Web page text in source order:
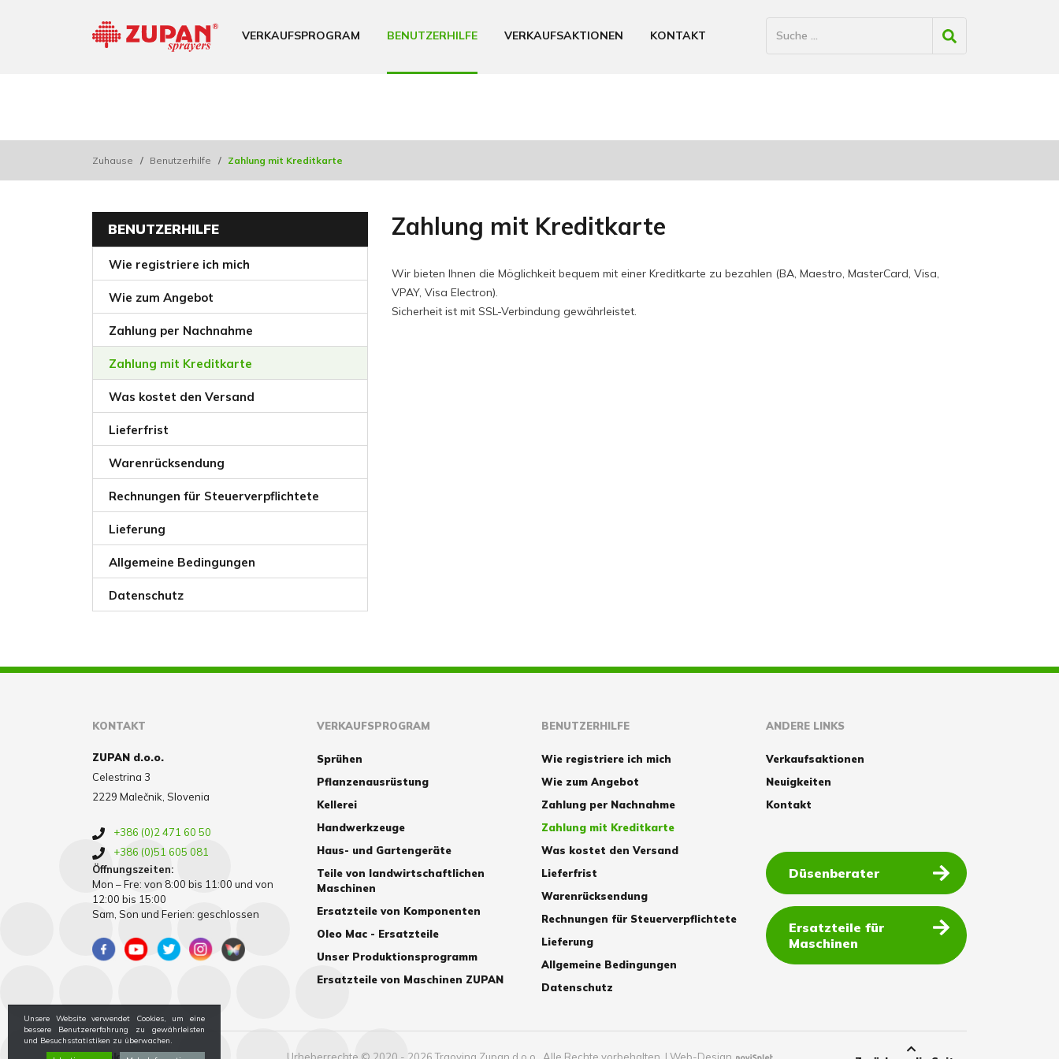
VERKAUFSPROGRAM BENUTZERHILFE VERKAUFSAKTIONEN KONTAKT
Zuhause / Benutzerhilfe / Zahlung mit Kreditkarte
BENUTZERHILFE
Wie registriere ich mich
Wie zum Angebot
Zahlung per Nachnahme
Zahlung mit Kreditkarte
Was kostet den Versand
Lieferfrist
Warenrücksendung
Rechnungen für Steuerverpflichtete
Lieferung
Allgemeine Bedingungen
Datenschutz
Zahlung mit Kreditkarte
Wir bieten Ihnen die Möglichkeit bequem mit einer Kreditkarte zu bezahlen (BA, Maestro, MasterCard, Visa,
VPAY, Visa Electron).
Sicherheit ist mit SSL-Verbindung gewährleistet.
KONTAKT
ZUPAN d.o.o.
Celestrina 3
2229 Malečnik, Slovenia
+386 (0)2 471 60 50
+386 (0)51 605 081
Öffnungszeiten:
Mon – Fre: von 8:00 bis 11:00 und von
12:00 bis 15:00
Sam, Son und Ferien: geschlossen
VERKAUFSPROGRAM
Sprühen
Pflanzenausrüstung
Kellerei
Handwerkzeuge
Haus- und Gartengeräte
Teile von landwirtschaftlichen
Maschinen
Ersatzteile von Komponenten
Oleo Mac - Ersatzteile
Unser Produktionsprogramm
Ersatzteile von Maschinen ZUPAN
BENUTZERHILFE
Wie registriere ich mich
Wie zum Angebot
Zahlung per Nachnahme
Zahlung mit Kreditkarte
Was kostet den Versand
Lieferfrist
Warenrücksendung
Rechnungen für Steuerverpflichtete
Lieferung
Allgemeine Bedingungen
Datenschutz
ANDERE LINKS
Verkaufsaktionen
Neuigkeiten
Kontakt
Düsenberater
Ersatzteile für
Maschinen
Cookies Urheberrechte © 2020 - 2026 Trgovina Zupan d.o.o., Alle Rechte vorbehalten. | Web-Design
Unsere Website verwendet Cookies, um eine
bessere Benutzererfahrung zu gewährleisten
und Besuchsstatistiken zu überwachen.